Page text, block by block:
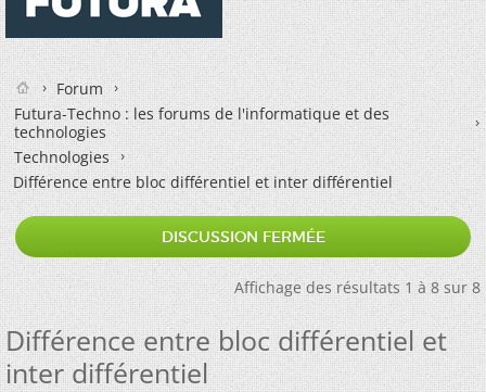
Forum
Futura-Techno : les forums de l'informatique et des
technologies
Technologies
Différence entre bloc différentiel et inter différentiel
DISCUSSION FERMÉE
Affichage des résultats 1 à 8 sur 8
Différence entre bloc différentiel et
inter différentiel